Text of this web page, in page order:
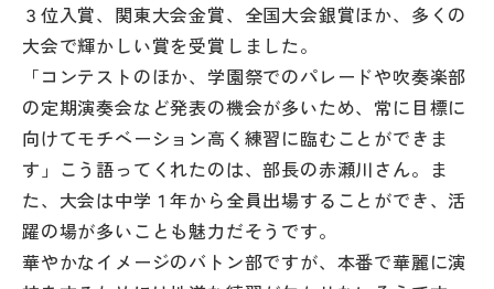
３位入賞、関東大会金賞、全国大会銀賞ほか、多くの
大会で輝かしい賞を受賞しました。
「コンテストのほか、学園祭でのパレードや吹奏楽部
の定期演奏会など発表の機会が多いため、常に目標に
向けてモチベーション高く練習に臨むことができま
す」こう語ってくれたのは、部長の赤瀬川さん。ま
た、大会は中学１年から全員出場することができ、活
躍の場が多いことも魅力だそうです。
華やかなイメージのバトン部ですが、本番で華麗に演